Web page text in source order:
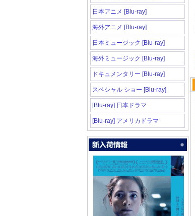
日本アニメ [Blu-ray]
海外アニメ [Blu-ray]
日本ミュージック [Blu-ray]
海外ミュージック [Blu-ray]
ドキュメンタリー [Blu-ray]
スペシャル ショー [Blu-ray]
[Blu-ray] 日本ドラマ
[Blu-ray] アメリカドラマ